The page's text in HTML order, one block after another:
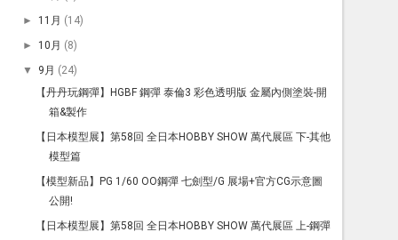
► 11月 (14)
► 10月 (8)
▼
9月 (24)
【丹丹玩鋼彈】HGBF 鋼彈 泰倫3 彩色透明版 金屬內側塗裝-開
箱&製作
【日本模型展】第58回 全日本HOBBY SHOW 萬代展區 下-其他
模型篇
【模型新品】PG 1/60 OO鋼彈 七劍型/G 展場+官方CG示意圖
公開!
【日本模型展】第58回 全日本HOBBY SHOW 萬代展區 上-鋼彈